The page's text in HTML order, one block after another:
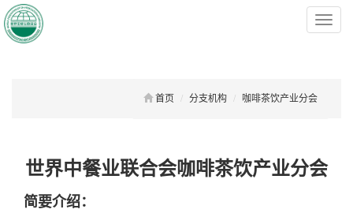
菜
单
首页 分支机构 咖啡茶饮产业分会
世界中餐业联合会咖啡茶饮产业分会
简要介绍：